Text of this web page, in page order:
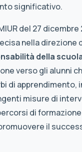
significativo.
del 27
nella direzione
della
verso gli alunni
di apprendimento,
misure di
di
il